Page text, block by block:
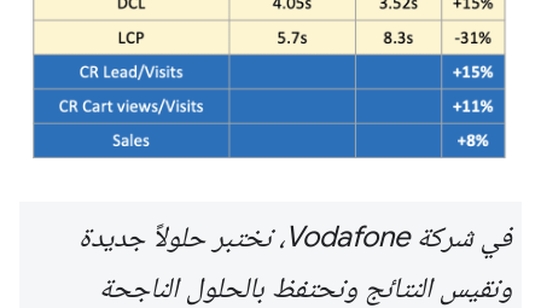
في شركة Vodafone، نختبر حلولاً جديدة
ونقيس النتائج ونحتفظ بالحلول الناجحة